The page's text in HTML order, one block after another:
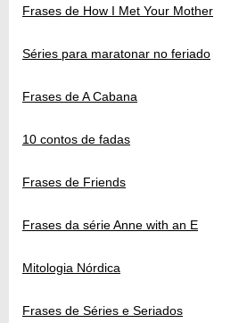
Frases de How I Met Your Mother
Séries para maratonar no feriado
Frases de A Cabana
10 contos de fadas
Frases de Friends
Frases da série Anne with an E
Mitologia Nórdica
Frases de Séries e Seriados